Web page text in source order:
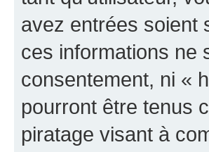
avez entrées soient
ces informations ne
consentement, ni «
pourront être tenus
piratage visant à